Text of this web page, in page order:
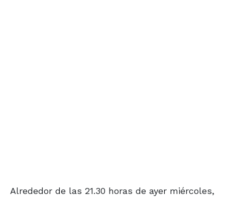
Alrededor de las 21.30 horas de ayer miércoles,